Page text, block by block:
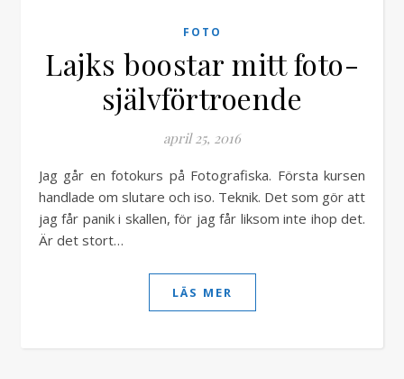
FOTO
Lajks boostar mitt foto-
självförtroende
april 25, 2016
Jag går en fotokurs på Fotografiska. Första kursen
handlade om slutare och iso. Teknik. Det som gör att
jag får panik i skallen, för jag får liksom inte ihop det.
Är det stort…
LÄS MER